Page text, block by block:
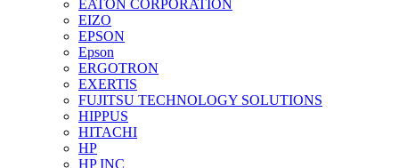
EATON CORPORATION
EIZO
EPSON
Epson
ERGOTRON
EXERTIS
FUJITSU TECHNOLOGY SOLUTIONS
HIPPUS
HITACHI
HP
HP INC